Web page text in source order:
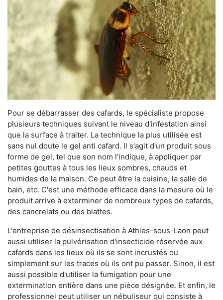
Pour se débarrasser des cafards, le spécialiste propose
plusieurs techniques suivant le niveau d'infestation ainsi
que la surface à traiter. La technique la plus utilisée est
sans nul doute le gel anti cafard. Il s'agit d'un produit sous
forme de gel, tel que son nom l'indique, à appliquer par
petites gouttes à tous les lieux sombres, chauds et
humides de la maison. Ce peut être la cuisine, la salle de
bain, etc. C'est une méthode efficace dans la mesure où le
produit arrive à exterminer de nombreux types de cafards,
des cancrelats ou des blattes.
L'entreprise de désinsectisation à Athies-sous-Laon peut
aussi utiliser la pulvérisation d'insecticide réservée aux
cafards dans les lieux où ils se sont incrustés ou
simplement sur les traces où ils ont pu passer. Sinon, il est
aussi possible d'utiliser la fumigation pour une
extermination entière dans une pièce désignée. Et enfin, le
professionnel peut utiliser un nébuliseur qui consiste à